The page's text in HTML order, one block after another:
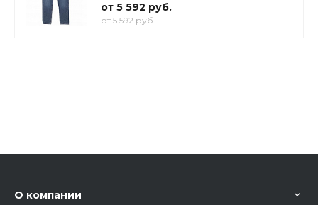
от 5 592 руб.
от 5 592 руб.
О компании